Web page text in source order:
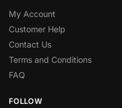
My Account
Customer Help
Contact Us
Terms and Conditions
FAQ
FOLLOW